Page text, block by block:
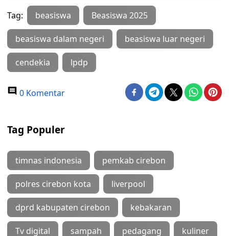
Tag: beasiswa Beasiswa 2025
beasiswa dalam negeri beasiswa luar negeri
cendekia lpdp
0 Komentar
Tag Populer
timnas indonesia pemkab cirebon
polres cirebon kota liverpool
dprd kabupaten cirebon kebakaran
Tv digital sampah pedagang kuliner